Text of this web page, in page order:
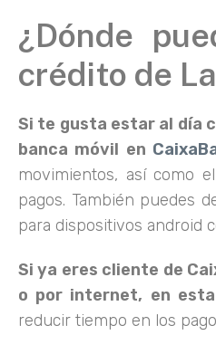
¿Dónde
crédito de
Si te gusta estar al día
banca móvil en
movimientos, así como
pagos. También puedes
para dispositivos android
Si ya eres cliente de
o por internet, en esta
reducir tiempo en los